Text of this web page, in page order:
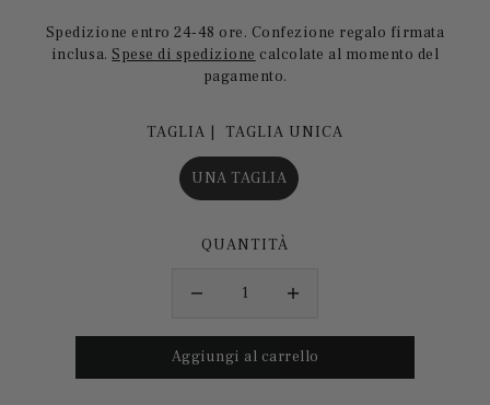
Spedizione entro 24-48 ore. Confezione regalo firmata
inclusa. Spese di spedizione calcolate al momento del
pagamento.
TAGLIA | TAGLIA UNICA
UNA TAGLIA
QUANTITÀ